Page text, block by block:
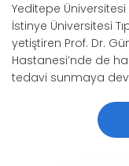
Yeditepe
İstinye Üniversitesi
yetiştiren Prof. Dr.
Hastanesi’nde de
tedavi sunmaya